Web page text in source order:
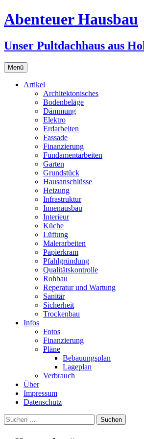
Zum
Inhalt
Abenteuer Hausbau
Unser Pultdachhaus aus
Menü
Artikel
Architektonisches
Bodenbeläge
Dämmung
Elektro
Erdarbeiten
Fassade
Finanzierung
Fundamentarbeiten
Garten
Grundstück
Hausanschlüsse
Heizung
Infrastruktur
Innenausbau
Interieur
Küche
Lüftung
Malerarbeiten
Papierkram
Pfahlgründung
Qualitätskontrolle
Rohbau
Reperatur und Wartung
Sanitär
Sicherheit
Trockenbau
Infos
Fotos
Finanzierung
Pläne
Bebauungsplan
Lageplan
Verbrauch
Über
Impressum
Datenschutz
Suchen
nach: